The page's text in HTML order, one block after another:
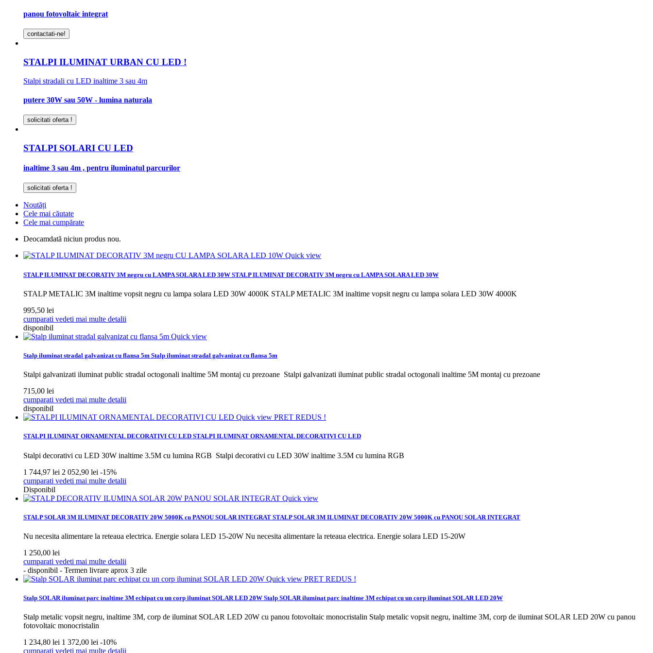
panou fotovoltaic integrat
contactati-ne!
STALPI ILUMINAT URBAN CU LED !
Stalpi stradali cu LED inaltime 3 sau 4m
putere 30W sau 50W - lumina naturala
solicitati oferta !
STALPI SOLARI CU LED
inaltime 3 sau 4m , pentru iluminatul parcurilor
solicitati oferta !
Noutăți
Cele mai căutate
Cele mai cumpărate
Deocamdată niciun produs nou.
Quick view
STALP ILUMINAT DECORATIV 3M negru cu LAMPA SOLARA LED 30W STALP ILUMINAT DECORATIV 3M negru cu LAMPA SOLARA LED 30W
STALP METALIC 3M inaltime vopsit negru cu lampa solara LED 30W 4000K STALP METALIC 3M inaltime vopsit negru cu lampa solara LED 30W 4000K
995,50 lei
cumparati vedeti mai multe detalii
disponibil
Quick view
Stalp iluminat stradal galvanizat cu flansa 5m Stalp iluminat stradal galvanizat cu flansa 5m
Stalpi galvanizati iluminat public stradal octogonali inaltime 5M montaj cu prezoane Stalpi galvanizati iluminat public stradal octogonali inaltime 5M montaj cu prezoane
715,00 lei
cumparati vedeti mai multe detalii
disponibil
Quick view PRET REDUS !
STALPI ILUMINAT ORNAMENTAL DECORATIVI CU LED STALPI ILUMINAT ORNAMENTAL DECORATIVI CU LED
Stalpi decorativi cu LED 30W inaltime 3.5M cu lumina RGB Stalpi decorativi cu LED 30W inaltime 3.5M cu lumina RGB
1 744,97 lei 2 052,90 lei -15%
cumparati vedeti mai multe detalii
Disponibil
Quick view
STALP SOLAR 3M ILUMINAT DECORATIV 20W 5000K cu PANOU SOLAR INTEGRAT STALP SOLAR 3M ILUMINAT DECORATIV 20W 5000K cu PANOU SOLAR INTEGRAT
Nu necesita alimentare la reteaua electrica. Energie solara LED 15-20W Nu necesita alimentare la reteaua electrica. Energie solara LED 15-20W
1 250,00 lei
cumparati vedeti mai multe detalii
- disponibil - Termen livrare aprox 3 zile
Quick view PRET REDUS !
Stalp SOLAR iluminat parc inaltime 3M echipat cu un corp iluminat SOLAR LED 20W Stalp SOLAR iluminat parc inaltime 3M echipat cu un corp iluminat SOLAR LED 20W
Stalp metalic vopsit negru, inaltime 3M, corp de iluminat SOLAR LED 20W cu panou fotovoltaic monocristalin Stalp metalic vopsit negru, inaltime 3M, corp de iluminat SOLAR LED 20W cu panou
fotovoltaic monocristalin
1 234,80 lei 1 372,00 lei -10%
cumparati vedeti mai multe detalii